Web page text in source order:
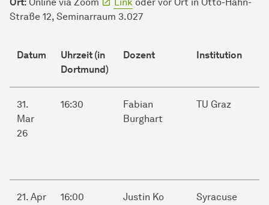
Straße 12, Seminarraum 3.027
Datum
Uhrzeit (in
Dortmund)
Dozent Institution
31.
Mar
26
16:30
Fabian
Burghart
TU Graz
21. Apr
16:00 Justin Ko
Syracuse